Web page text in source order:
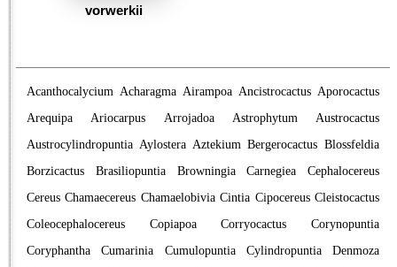
vorwerkii
Acanthocalycium Acharagma Airampoa Ancistrocactus Aporocactus
Arequipa
Ariocarpus Arrojadoa Astrophytum
Austrocactus
Austrocylindropuntia Aylostera Aztekium Bergerocactus Blossfeldia
Borzicactus
Brasiliopuntia Browningia Carnegiea
Cephalocereus
Cereus Chamaecereus Chamaelobivia Cintia Cipocereus Cleistocactus
Coleocephalocereus
Copiapoa Corryocactus
Corynopuntia
Coryphantha
Cumarinia Cumulopuntia Cylindropuntia
Denmoza